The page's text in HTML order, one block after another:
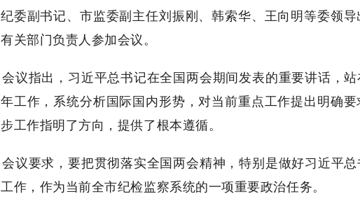
纪委副书记、市监委副主任刘振刚、韩索华、王向明等委领
有关部门负责人参加会议。
会议指出，习近平总书记在全国两会期间发表的重要讲话，
年工作，系统分析国际国内形势，对当前重点工作提出明确
步工作指明了方向，提供了根本遵循。
会议要求，要把贯彻落实全国两会精神，特别是做好习近平
工作，作为当前全市纪检监察系统的一项重要政治任务。